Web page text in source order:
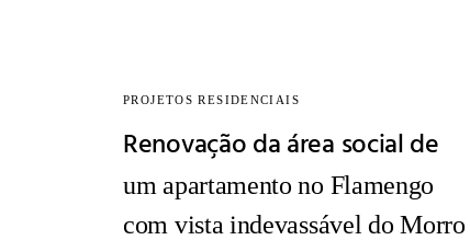
PROJETOS RESIDENCIAIS
Renovação da área social de
um apartamento no Flamengo
com vista indevassável do Morro